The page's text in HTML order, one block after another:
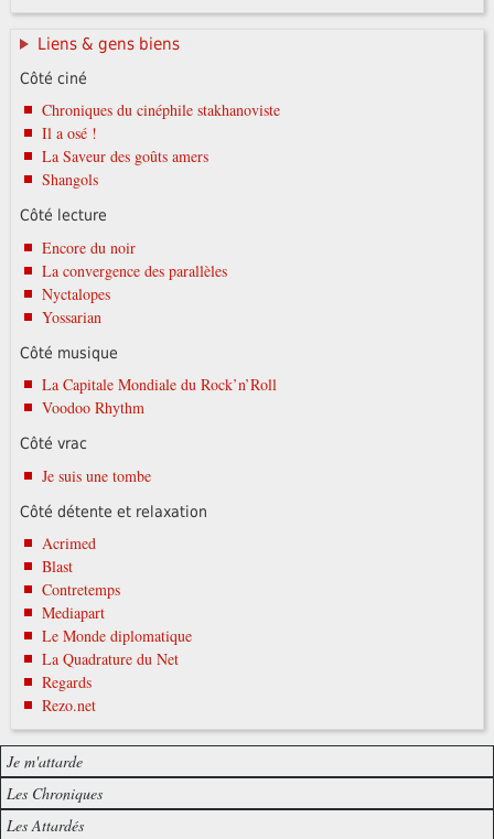
Liens & gens biens
Côté ciné
Chroniques du cinéphile stakhanoviste
Il a osé !
La Saveur des goûts amers
Shangols
Côté lecture
Encore du noir
La convergence des parallèles
Nyctalopes
Yossarian
Côté musique
La Capitale Mondiale du Rock’n’Roll
Voodoo Rhythm
Côté vrac
Je suis une tombe
Côté détente et relaxation
Acrimed
Blast
Contretemps
Mediapart
Le Monde diplomatique
La Quadrature du Net
Regards
Rezo.net
Je m'attarde
Les Chroniques
Les Attardés